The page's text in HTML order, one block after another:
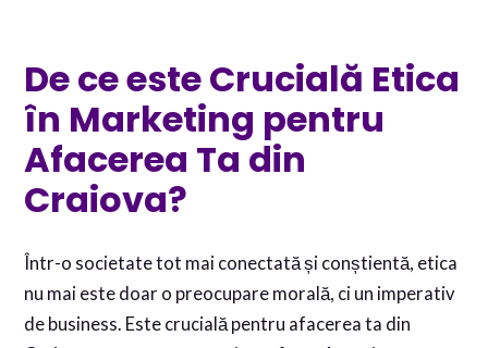
De ce este Crucială Etica
în Marketing pentru
Afacerea Ta din
Craiova?
Într-o societate tot mai conectată și conștientă, etica
nu mai este doar o preocupare morală, ci un imperativ
de business. Este crucială pentru afacerea ta din